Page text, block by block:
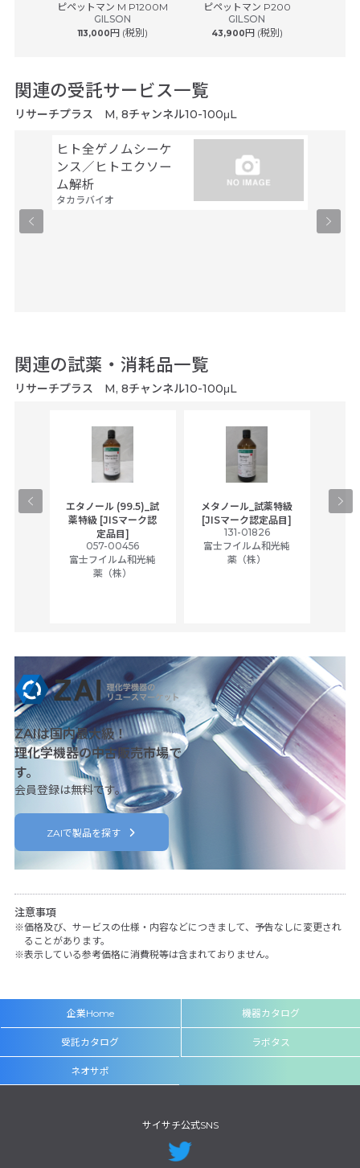
ピペットマン M P1200M
GILSON
113,000円 (税別)
ピペットマン P200
GILSON
43,900円 (税別)
関連の受託サービス一覧
リサーチプラス M, 8チャンネル10-100μL
ヒト全ゲノムシーケ
ンス／ヒトエクソー
ム解析
タカラバイオ
関連の試薬・消耗品一覧
リサーチプラス M, 8チャンネル10-100μL
エタノール (99.5)_試
薬特級 [JISマーク認
定品目]
057-00456
富士フイルム和光純
薬（株）
メタノール_試薬特級
[JISマーク認定品目]
131-01826
富士フイルム和光純
薬（株）
ア
ZAIは国内最大級！
理化学機器の中古販売市場で
す。
会員登録は無料です。
ZAIで製品を探す
注意事項
価格及び、サービスの仕様・内容などにつきまして、予告なしに変更され
ることがあります。
表示している参考価格に消費税等は含まれておりません。
企業Home 機器カタログ
受託カタログ ラボタス
ネオサポ
サイサチ公式SNS